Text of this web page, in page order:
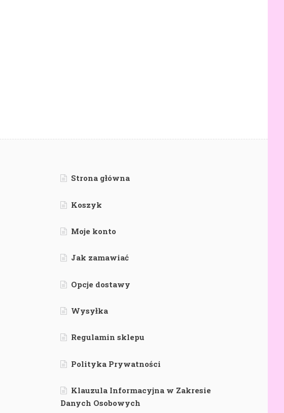
Strona główna
Koszyk
Moje konto
Jak zamawiać
Opcje dostawy
Wysyłka
Regulamin sklepu
Polityka Prywatności
Klauzula Informacyjna w Zakresie
Danych Osobowych